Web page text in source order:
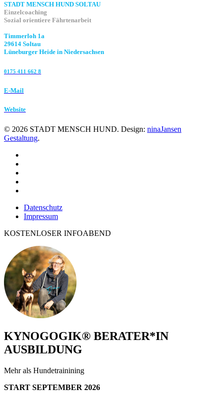
STADT MENSCH HUND SOLTAU
Einzelcoaching
Sozial orientiere Fährtenarbeit
Timmerloh 1a
29614 Soltau
Lüneburger Heide in Niedersachsen
0175 411 662 8‬
E-Mail
Website
© 2026 STADT MENSCH HUND. Design: ninaJansen
Gestaltung.
Datenschutz
Impressum
KOSTENLOSER INFOABEND
KYNOGOGIK® BERATER*IN
AUSBILDUNG
Mehr als Hundetrainining
START SEPTEMBER 2026